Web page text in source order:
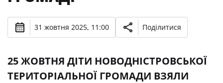
31 жовтня 2025, 11:00 Поділитися
25 ЖОВТНЯ ДІТИ НОВОДНІСТРОВСЬКОЇ
ТЕРИТОРІАЛЬНОЇ ГРОМАДИ ВЗЯЛИ